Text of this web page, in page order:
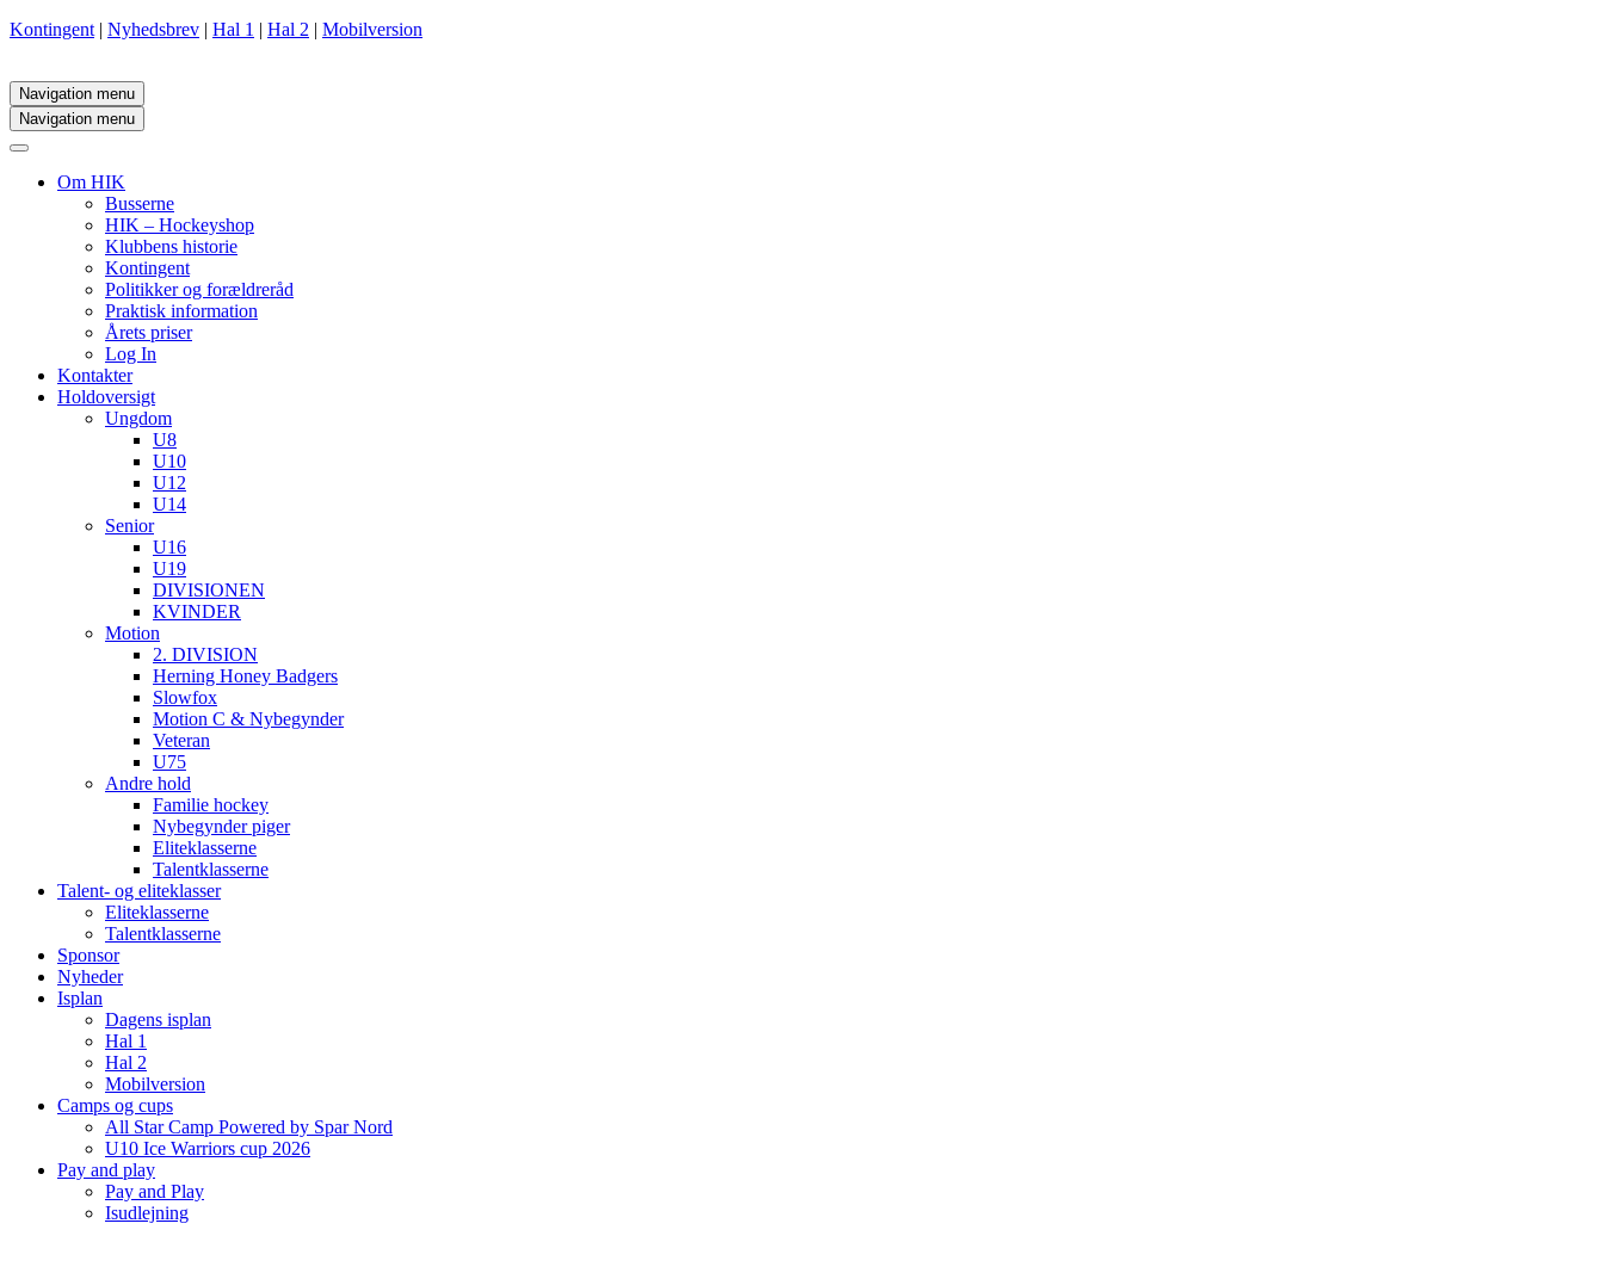
Kontingent | Nyhedsbrev | Hal 1 | Hal 2 | Mobilversion
Navigation menu
Navigation menu
Om HIK
Busserne
HIK – Hockeyshop
Klubbens historie
Kontingent
Politikker og forældreråd
Praktisk information
Årets priser
Log In
Kontakter
Holdoversigt
Ungdom
U8
U10
U12
U14
Senior
U16
U19
DIVISIONEN
KVINDER
Motion
2. DIVISION
Herning Honey Badgers
Slowfox
Motion C & Nybegynder
Veteran
U75
Andre hold
Familie hockey
Nybegynder piger
Eliteklasserne
Talentklasserne
Talent- og eliteklasser
Eliteklasserne
Talentklasserne
Sponsor
Nyheder
Isplan
Dagens isplan
Hal 1
Hal 2
Mobilversion
Camps og cups
All Star Camp Powered by Spar Nord
U10 Ice Warriors cup 2026
Pay and play
Pay and Play
Isudlejning